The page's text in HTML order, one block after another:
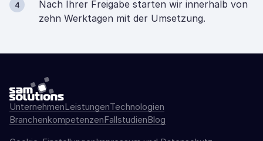
4
Nach Ihrer Freigabe starten wir innerhalb von
zehn Werktagen mit der Umsetzung.
UnternehmenLeistungenTechnologien
BranchenkompetenzenFallstudienBlog